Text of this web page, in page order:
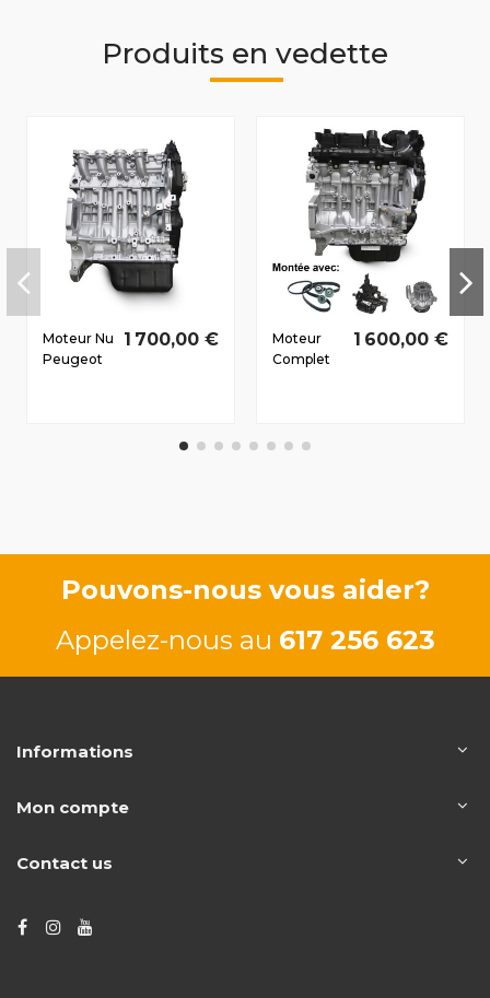
Produits en vedette
Moteur Nu
Peugeot
1 700,00 €
Moteur
Complet
HDi 8HZ
1 600,00 €
Pouvons-nous vous aider?
Appelez-nous au 617 256 623
Informations
Mon compte
Contact us